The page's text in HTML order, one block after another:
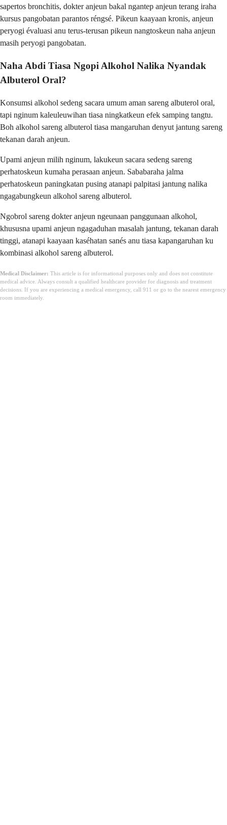
sapertos bronchitis, dokter anjeun bakal ngantep anjeun terang iraha
kursus pangobatan parantos réngsé. Pikeun kaayaan kronis, anjeun
peryogi évaluasi anu terus-terusan pikeun nangtoskeun naha anjeun
masih peryogi pangobatan.
Naha Abdi Tiasa Ngopi Alkohol Nalika Nyandak
Albuterol Oral?
Konsumsi alkohol sedeng sacara umum aman sareng albuterol oral,
tapi nginum kaleuleuwihan tiasa ningkatkeun efek samping tangtu.
Boh alkohol sareng albuterol tiasa mangaruhan denyut jantung sareng
tekanan darah anjeun.
Upami anjeun milih nginum, lakukeun sacara sedeng sareng
perhatoskeun kumaha perasaan anjeun. Sababaraha jalma
perhatoskeun paningkatan pusing atanapi palpitasi jantung nalika
ngagabungkeun alkohol sareng albuterol.
Ngobrol sareng dokter anjeun ngeunaan panggunaan alkohol,
khususna upami anjeun ngagaduhan masalah jantung, tekanan darah
tinggi, atanapi kaayaan kaséhatan sanés anu tiasa kapangaruhan ku
kombinasi alkohol sareng albuterol.
Medical Disclaimer: This article is for informational purposes only and does not constitute
medical advice. Always consult a qualified healthcare provider for diagnosis and treatment
decisions. If you are experiencing a medical emergency, call 911 or go to the nearest emergency
room immediately.